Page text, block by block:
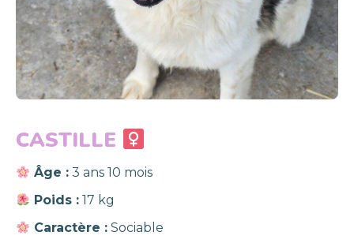
CASTILLE
Âge : 3 ans 10 mois
Poids : 17 kg
Caractère : Sociable